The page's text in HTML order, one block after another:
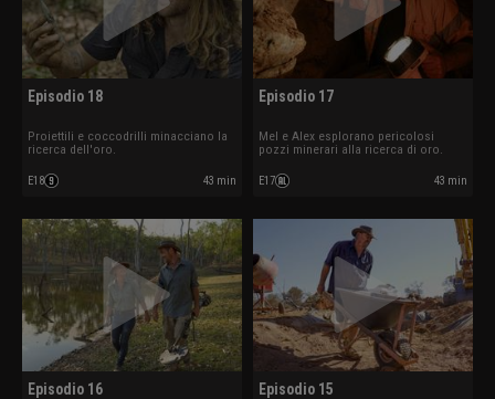
Episodio 18
Proiettili e coccodrilli minacciano la
ricerca dell'oro.
E18 43 min
Episodio 17
Mel e Alex esplorano pericolosi
pozzi minerari alla ricerca di oro.
E17 43 min
Episodio 16 Episodio 15